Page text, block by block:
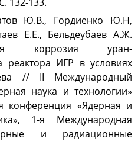
Ю.В., Гордиенко Ю.Н,
Е.Е., Бельдеубаев А.Ж.
коррозия уран-
реактора ИГР в условиях
// II Международный
наука и технологии»
конференция «Ядерная и
1-я Международная
и радиационные